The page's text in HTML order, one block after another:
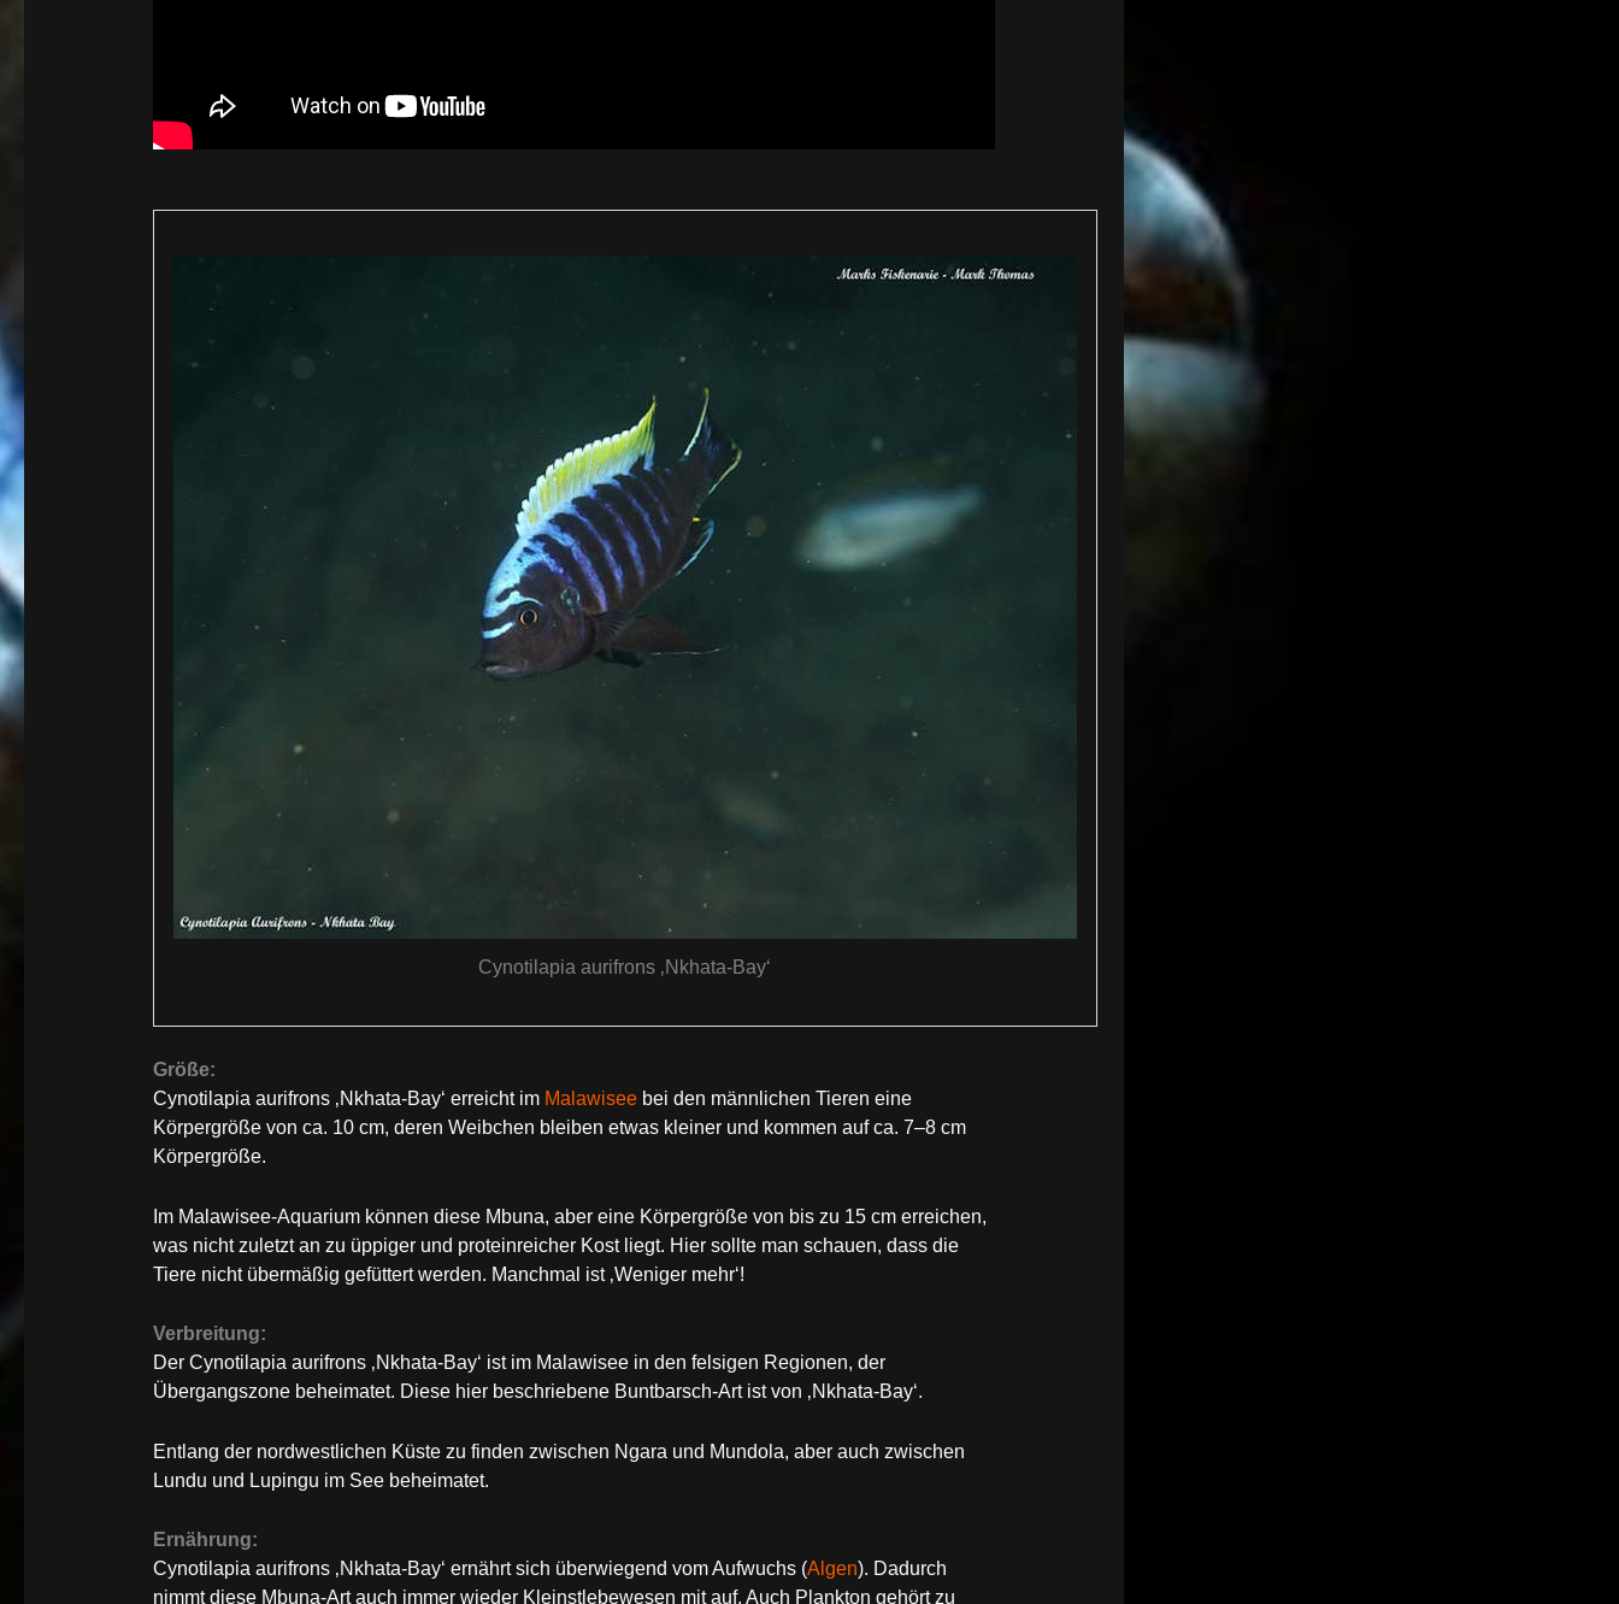
Cynotilapia aurifrons ‚Nkhata-Bay‘
Größe:
Cynotilapia aurifrons ‚Nkhata-Bay‘ erreicht im Malawiseebei den männlichen Tieren eine
Körpergröße von ca. 10 cm, deren Weibchen bleiben etwas kleiner und kommen auf ca. 7–8 cm
Körpergröße.
Im Malawisee-Aquarium können diese Mbuna, aber eine Körpergröße von bis zu 15 cm erreichen,
was nicht zuletzt an zu üppiger und proteinreicher Kost liegt. Hier sollte man schauen, dass die
Tiere nicht übermäßig gefüttert werden. Manchmal ist ‚Weniger mehr‘!
Verbreitung:
Der Cynotilapia aurifrons ‚Nkhata-Bay‘ ist im Malawisee in den felsigen Regionen, der
Übergangszone beheimatet. Diese hier beschriebene Buntbarsch-Art ist von ‚Nkhata-Bay‘.
Entlang der nordwestlichen Küste zu finden zwischen Ngara und Mundola, aber auch zwischen
Lundu und Lupingu im See beheimatet.
Ernährung:
Cynotilapia aurifrons ‚Nkhata-Bay‘ ernährt sich überwiegend vom Aufwuchs (Algen). Dadurch
nimmt diese Mbuna-Art auch immer wieder Kleinstlebewesen mit auf. Auch Plankton gehört zu